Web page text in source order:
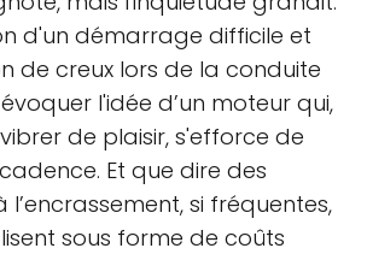
d'un démarrage difficile et
de creux lors de la conduite
l'idée d’un moteur qui,
de plaisir, s'efforce de
Et que dire des
l’encrassement, si fréquentes,
sous forme de coûts